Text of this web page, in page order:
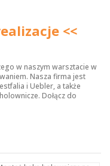
<<
w naszym warsztacie w
Nasza firma jest
i Uebler, a także
Dołącz do